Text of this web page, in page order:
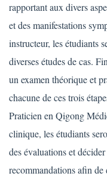
rapportant aux divers
et des manifestations
instructeur, les étudiants
diverses études de cas.
un examen théorique et
chacune de ces trois
Praticien en Qigong
clinique, les étudiants
des évaluations et
recommandations afin